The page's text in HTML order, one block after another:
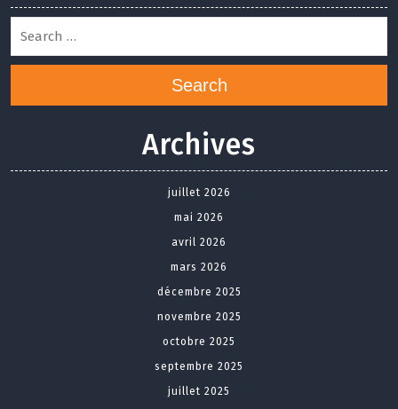
Search
Archives
juillet 2026
mai 2026
avril 2026
mars 2026
décembre 2025
novembre 2025
octobre 2025
septembre 2025
juillet 2025